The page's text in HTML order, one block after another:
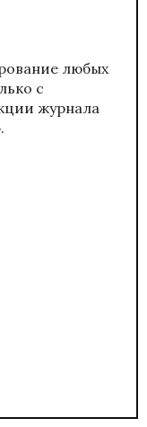
любых
с
журнала